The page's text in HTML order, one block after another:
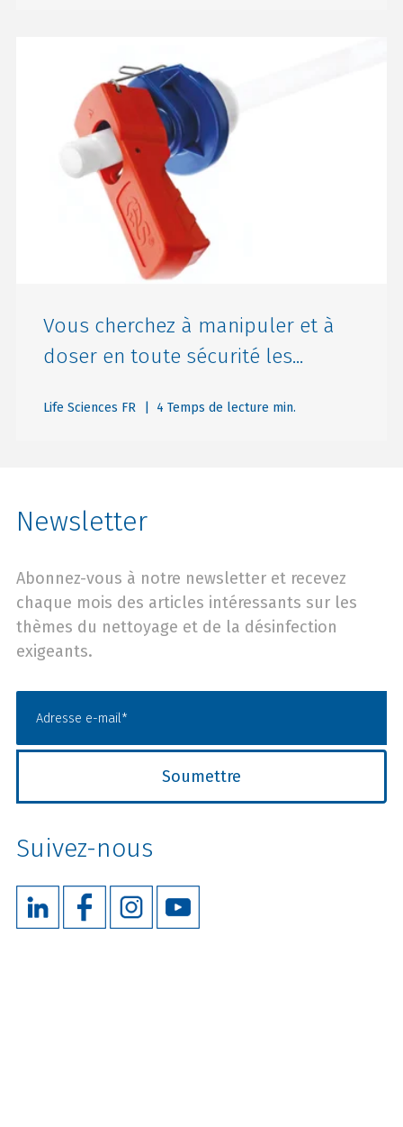
Vous cherchez à manipuler et à
doser en toute sécurité les...
Life Sciences FR | 4 Temps de lecture min.
Newsletter
Abonnez-vous à notre newsletter et recevez
chaque mois des articles intéressants sur les
thèmes du nettoyage et de la désinfection
exigeants.
Suivez-nous